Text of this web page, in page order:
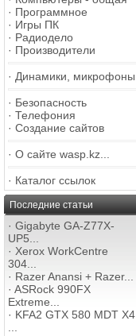
· Программное
· Игры ПК
· Радиодело
· Производители
· Динамики, микрофоны
· Безопасность
· Телефония
· Создание сайтов
· О сайте wasp.kz...
· Каталог ссылок
Последние статьи
· Gigabyte GA-Z77X-
UP5...
· Xerox WorkCentre
304...
· Razer Anansi + Razer...
· ASRock 990FX
Extreme...
· KFA2 GTX 580 MDT X4